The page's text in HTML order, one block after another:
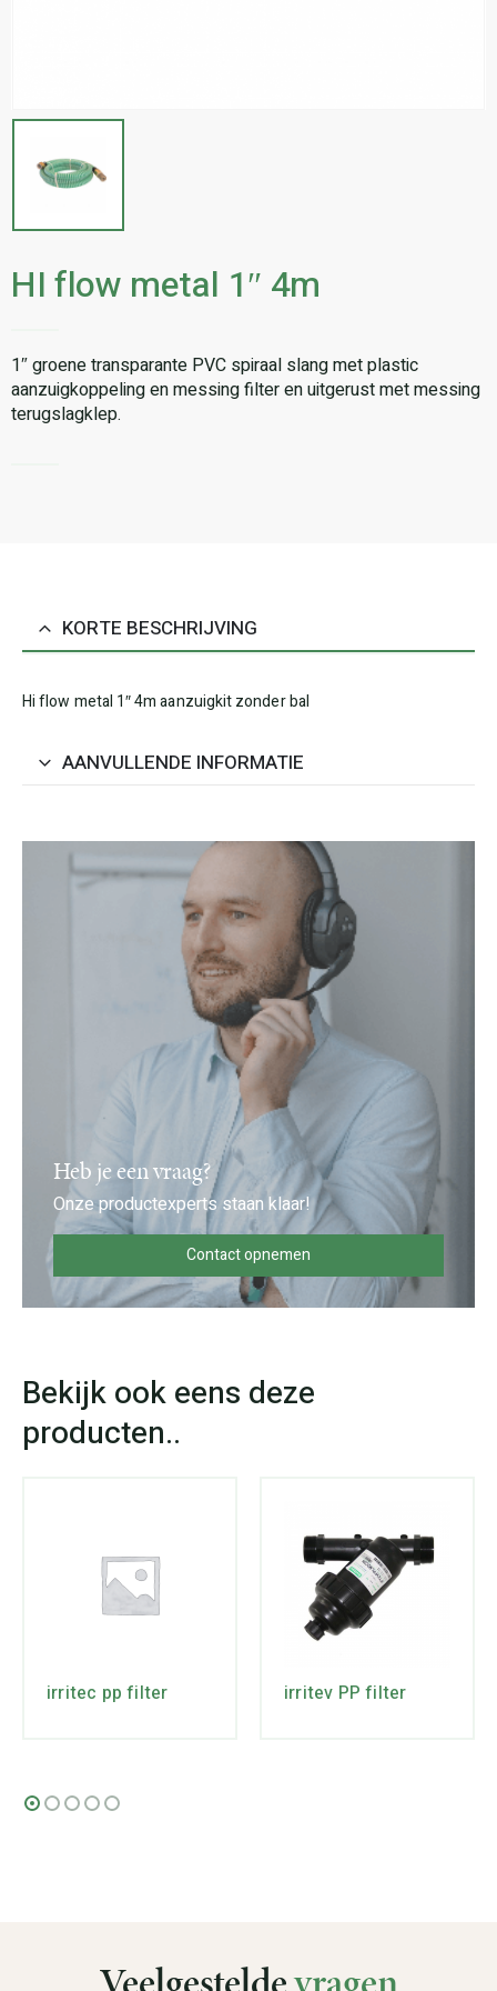
HI flow metal 1″ 4m
1″ groene transparante PVC spiraal slang met plastic
aanzuigkoppeling en messing filter en uitgerust met messing
terugslagklep.
KORTE BESCHRIJVING
Hi flow metal 1″ 4m aanzuigkit zonder bal
AANVULLENDE INFORMATIE
Heb je een vraag?
Onze productexperts staan klaar!
Contact opnemen
irritec pp filter irritev PP filter